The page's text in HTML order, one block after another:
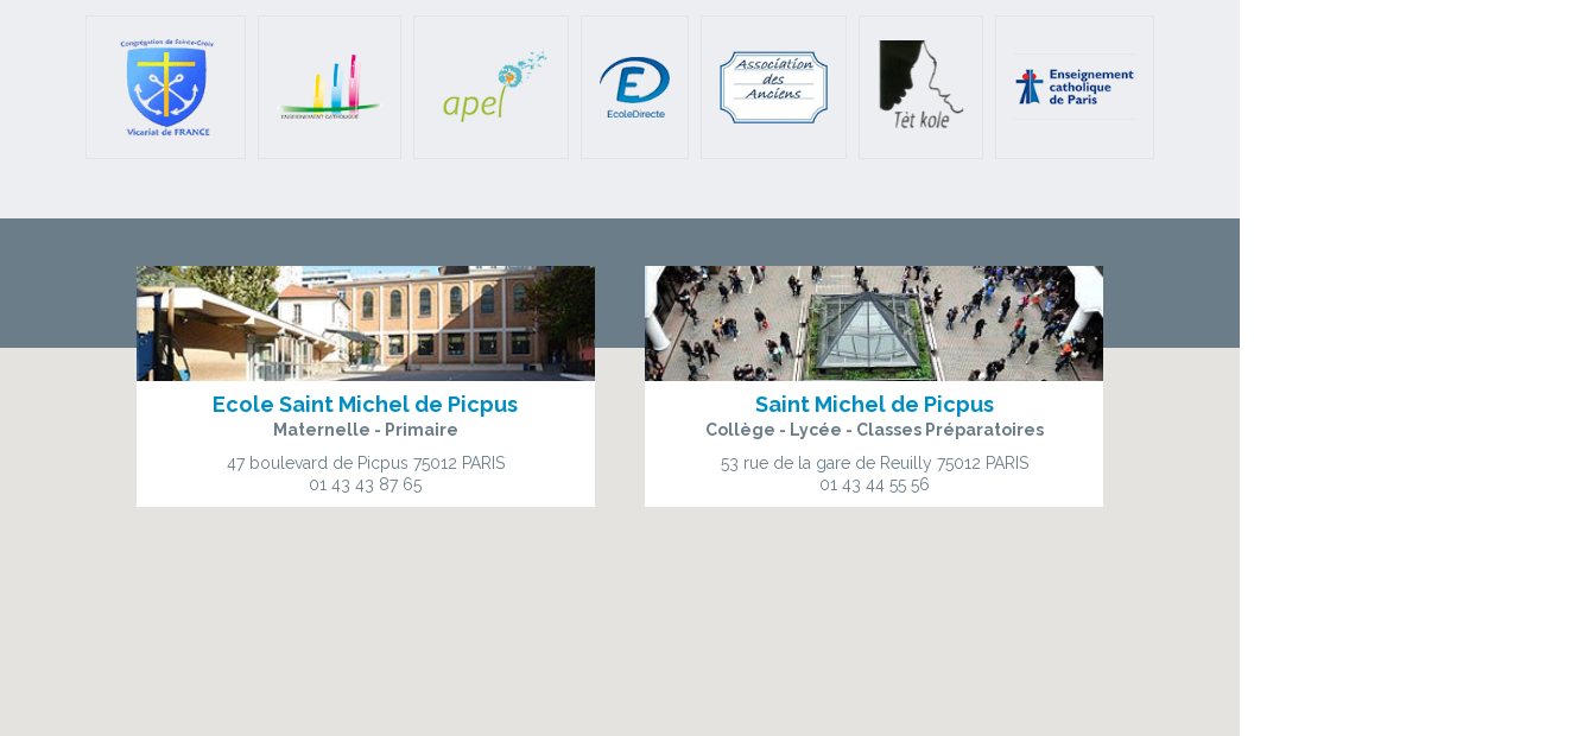
Ecole Saint Michel de Picpus
Maternelle - Primaire
47 boulevard de Picpus 75012 PARIS
01 43 43 87 65
Saint Michel de Picpus
Collège - Lycée - Classes Préparatoires
53 rue de la gare de Reuilly 75012 PARIS
01 43 44 55 56